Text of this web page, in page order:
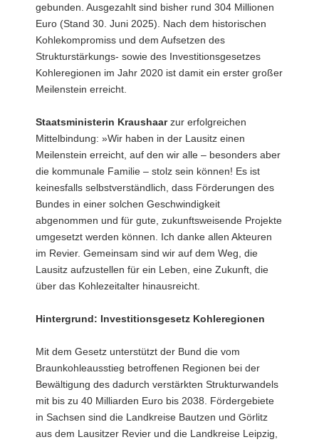
gebunden. Ausgezahlt sind bisher rund 304 Millionen
Euro (Stand 30. Juni 2025). Nach dem historischen
Kohlekompromiss und dem Aufsetzen des
Strukturstärkungs- sowie des Investitionsgesetzes
Kohleregionen im Jahr 2020 ist damit ein erster großer
Meilenstein erreicht.
Staatsministerin Kraushaarzur erfolgreichen
Mittelbindung: »Wir haben in der Lausitz einen
Meilenstein erreicht, auf den wir alle – besonders aber
die kommunale Familie – stolz sein können! Es ist
keinesfalls selbstverständlich, dass Förderungen des
Bundes in einer solchen Geschwindigkeit
abgenommen und für gute, zukunftsweisende Projekte
umgesetzt werden können. Ich danke allen Akteuren
im Revier. Gemeinsam sind wir auf dem Weg, die
Lausitz aufzustellen für ein Leben, eine Zukunft, die
über das Kohlezeitalter hinausreicht.
Hintergrund: Investitionsgesetz Kohleregionen
Mit dem Gesetz unterstützt der Bund die vom
Braunkohleausstieg betroffenen Regionen bei der
Bewältigung des dadurch verstärkten Strukturwandels
mit bis zu 40 Milliarden Euro bis 2038. Fördergebiete
in Sachsen sind die Landkreise Bautzen und Görlitz
aus dem Lausitzer Revier und die Landkreise Leipzig,